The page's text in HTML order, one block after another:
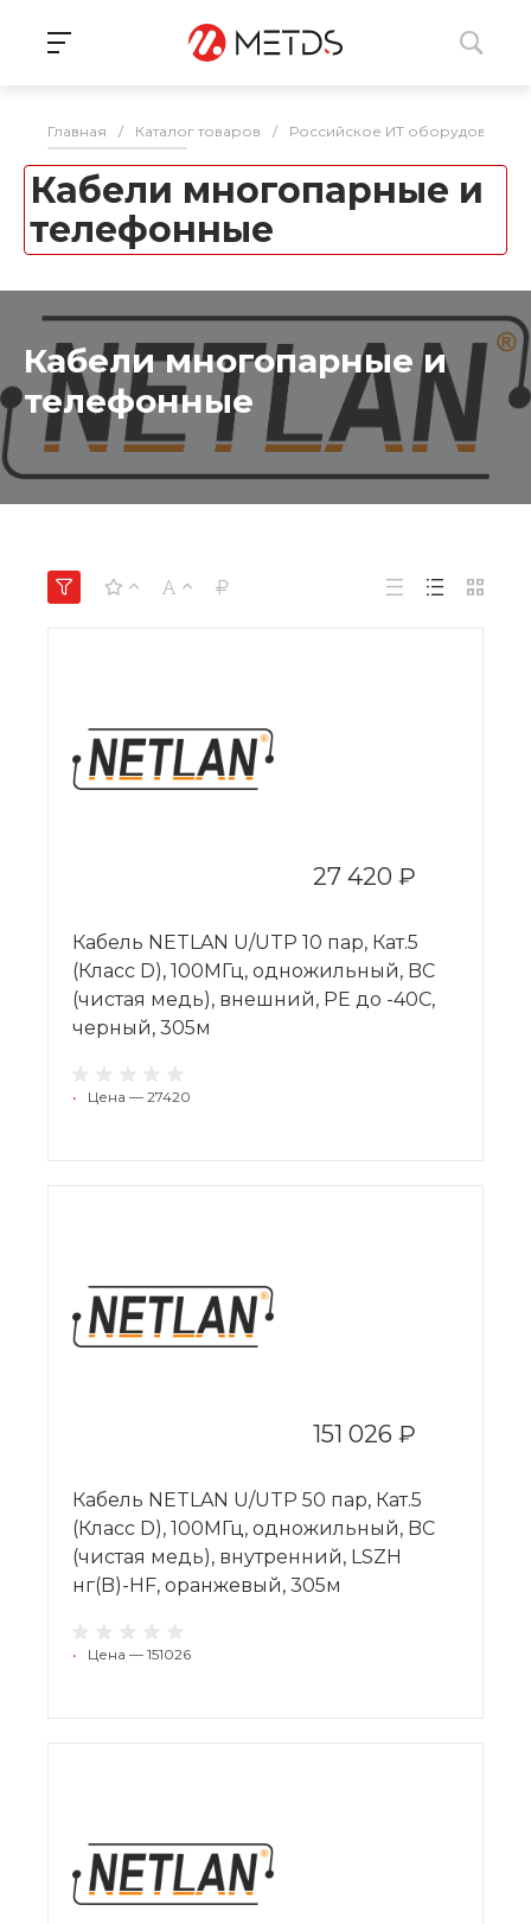
Главная / Каталог товаров / Российское ИТ оборудование
Кабели многопарные и
телефонные
Кабели многопарные и
телефонные
27 420 ₽
Кабель NETLAN U/UTP 10 пар, Кат.5
(Класс D), 100МГц, одножильный, BC
(чистая медь), внешний, PE до -40C,
черный, 305м
• Цена — 27420
151 026 ₽
Кабель NETLAN U/UTP 50 пар, Кат.5
(Класс D), 100МГц, одножильный, BC
(чистая медь), внутренний, LSZH
нг(B)-HF, оранжевый, 305м
• Цена — 151026